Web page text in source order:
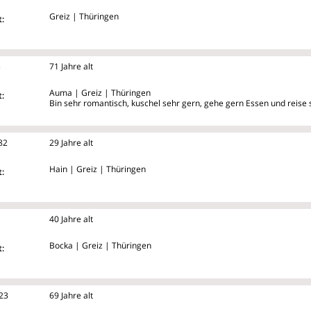
Greiz | Thüringen
71 Jahre alt
Auma | Greiz | Thüringen
Bin sehr romantisch, kuschel sehr gern, gehe gern Essen und
29 Jahre alt
Hain | Greiz | Thüringen
40 Jahre alt
Bocka | Greiz | Thüringen
69 Jahre alt